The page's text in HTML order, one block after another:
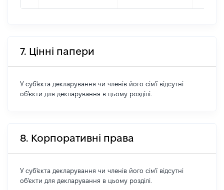
7. Цінні папери
У суб'єкта декларування чи членів його сім'ї відсутні
об'єкти для декларування в цьому розділі.
8. Корпоративні права
У суб'єкта декларування чи членів його сім'ї відсутні
об'єкти для декларування в цьому розділі.